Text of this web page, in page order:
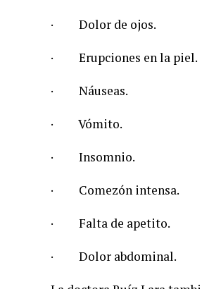
· Dolor de ojos.
· Erupciones en la piel.
· Náuseas.
· Vómito.
· Insomnio.
· Comezón intensa.
· Falta de apetito.
· Dolor abdominal.